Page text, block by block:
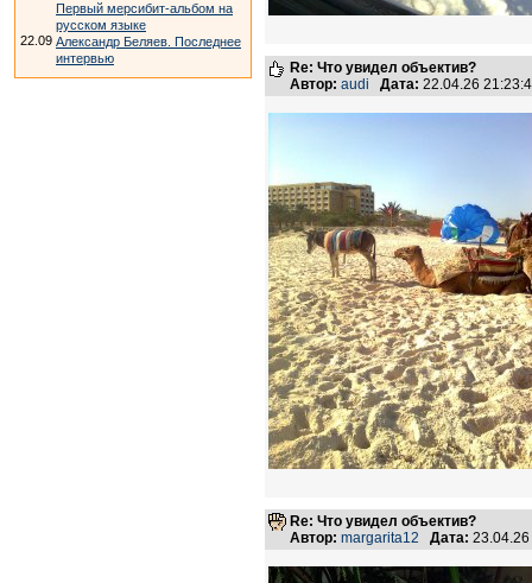
Первый мерсибит-альбом на
русском языке
22.09 Александр Беляев. Последнее
интервью
Re: Что увидел объектив?
Автор: audi Дата: 22.04.26
Re: Что увидел объектив?
Автор: margarita12 Дата: